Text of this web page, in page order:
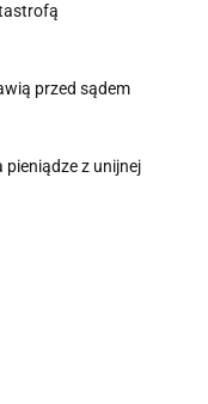
przed sądem
pieniądze z unijnej